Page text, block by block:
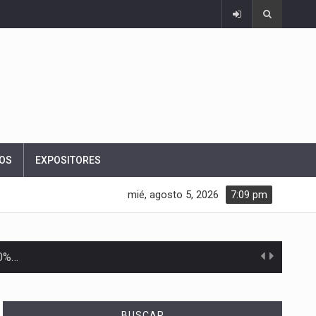
EXPOSITORES
7:09 pm
mié, agosto 5, 2026